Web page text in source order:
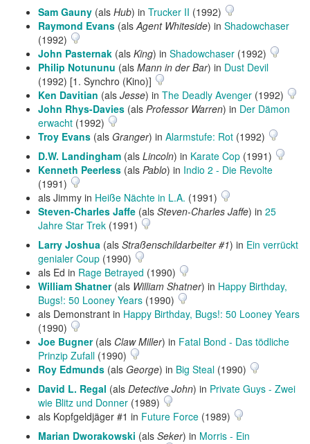
Sam Gauny (als Hub) in Trucker II (1992)
Raymond Evans (alsAgent Whiteside) in Shadowchaser
(1992)
John Pasternak (als King) in Shadowchaser (1992)
Philip Notununu (als Mann in der Bar) in Dust Devil
(1992) [1. Synchro (Kino)]
Ken Davitian (als Jesse) in The Deadly Avenger (1992)
John Rhys-Davies (als Professor Warren) in Der Dämon
erwacht (1992)
Troy Evans (als Granger) in Alarmstufe: Rot (1992)
D.W. Landingham (als Lincoln) in Karate Cop (1991)
Kenneth Peerless (als Pablo) in Indio 2 - Die Revolte
(1991)
als Jimmy in Heiße Nächte in L.A. (1991)
Steven-Charles Jaffe (als Steven-Charles Jaffe) in 25
Jahre Star Trek (1991)
Larry Joshua (als Straßenschildarbeiter #1) in Ein verrückt
genialer Coup (1990)
als Ed in Rage Betrayed (1990)
William Shatner(als William Shatner) in Happy Birthday,
Bugs!: 50 Looney Years (1990)
als Demonstrant in Happy Birthday, Bugs!: 50 Looney Years
(1990)
Joe Bugner(als Claw Miller) in Fatal Bond - Das tödliche
Prinzip Zufall (1990)
Roy Edmunds (als George) in Big Steal (1990)
David L. Regal (als Detective John) in Private Guys - Zwei
wie Blitz und Donner (1989)
als Kopfgeldjäger #1 in Future Force (1989)
Marian Dworakowski (als Seker) in Morris - Ein